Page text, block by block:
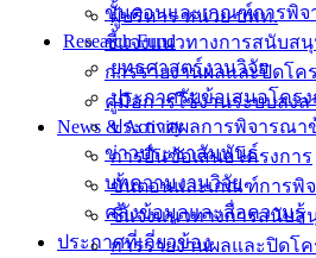
ผู้บริหาร หน่วย บพท.
Research Fund
ยุทธศาสตร์งานวิจัย
ประกาศรับข้อเสนอโครง
ประกาศผลการพิจารณา
การยื่นข้อเสนอโครงการ
ขั้นตอนและเกณฑ์การพิ
ชี้แจงแนวทางการสนับส
การรายงานผลและปิดโค
ขั้นตอนและเกณฑ์การพิจ
ชี้แจงแนวทางการสนับส
การรายงานผลและปิดโค
คู่มือการใช้งานระบบลง
News & Activity
ข่าวประชาสัมพันธ์
บทความงานวิจัย
คลังข้อมูลและสื่อความรู้
ประกาศที่เกี่ยวข้อง